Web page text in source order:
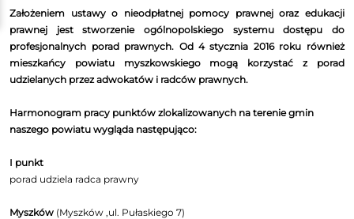
Założeniem ustawy o nieodpłatnej pomocy prawnej oraz edukacji
prawnej jest stworzenie ogólnopolskiego systemu dostępu do
profesjonalnych porad prawnych. Od 4 stycznia 2016 roku również
mieszkańcy powiatu myszkowskiego mogą korzystać z porad
udzielanych przez adwokatów i radców prawnych.
Harmonogram pracy punktów zlokalizowanych na terenie gmin
naszego powiatu wygląda następująco:
I punkt
porad udziela radca prawny
Myszków (Myszków ,ul. Pułaskiego 7)